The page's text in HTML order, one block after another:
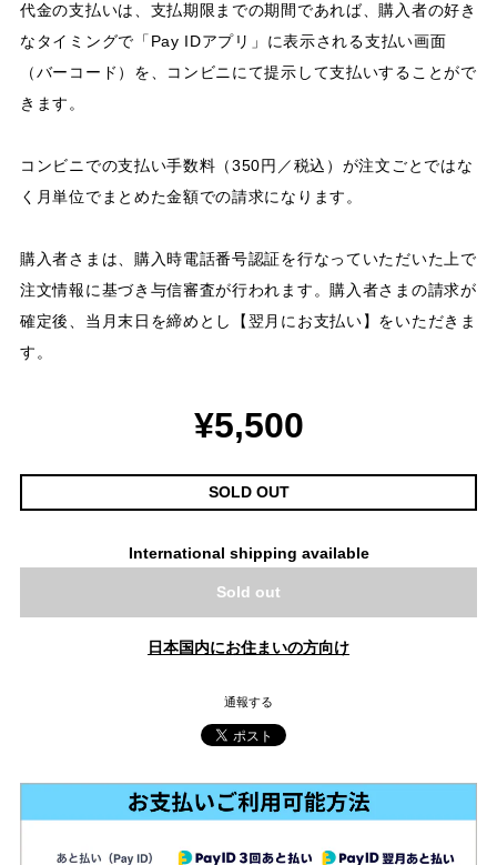
代金の支払いは、支払期限までの期間であれば、購入者の好き
なタイミングで「Pay IDアプリ」に表示される支払い画面
（バーコード）を、コンビニにて提示して支払いすることがで
きます。
コンビニでの支払い手数料（350円／税込）が注文ごとではな
く月単位でまとめた金額での請求になります。
購入者さまは、購入時電話番号認証を行なっていただいた上で
注文情報に基づき与信審査が行われます。購入者さまの請求が
確定後、当月末日を締めとし【翌月にお支払い】をいただきま
す。
¥5,500
SOLD OUT
International shipping available
Sold out
日本国内にお住まいの方向け
通報する